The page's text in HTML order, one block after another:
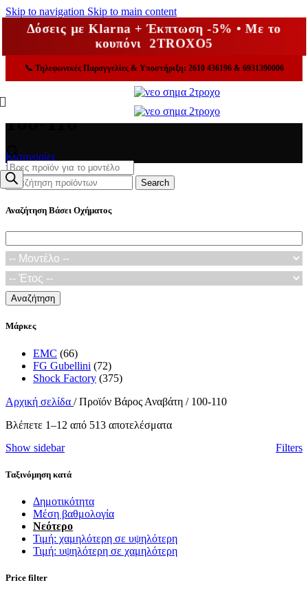
Skip to navigation Skip to main content
Δόσεις με Klarna + Έκπτωση -5% • Με το
κουπόνι 2TROXO5
📞 Τηλεφωνικές Παραγγελίες & Υποστήριξη: 2610 436196 & 6931390006
Products
search
100-110
Κατηγορίες
Κλείσε
Search
Αναζήτηση Βάσει Οχήματος
Αναζήτηση
Μάρκες
EMC (66)
FG Gubellini (72)
Shock Factory (375)
Αρχική σελίδα / Προϊόν Βάρος Αναβάτη / 100-110
Βλέπετε 1–12 από 513 αποτελέσματαSorted
Show sidebar Filters
Ταξινόμηση κατά
Δημοτικότητα
Μέση βαθμολογία
Νεότερο
Τιμή: χαμηλότερη σε υψηλότερη
Τιμή: υψηλότερη σε χαμηλότερη
Price filter